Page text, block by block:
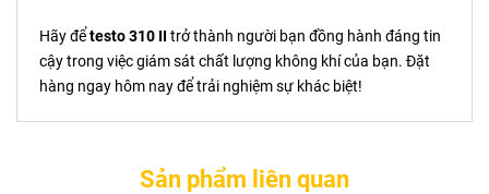
Hãy đểtesto 310 II trở thành người bạn đồng hành đáng tin
cậy trong việc giám sát chất lượng không khí của bạn. Đặt
hàng ngay hôm nay để trải nghiệm sự khác biệt!
Sản phẩm liên quan